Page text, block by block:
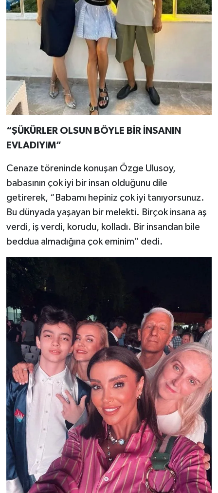
“ŞÜKÜRLER OLSUN BÖYLE BİR İNSANIN
EVLADIYIM”
Cenaze töreninde konuşan Özge Ulusoy,
babasının çok iyi bir insan olduğunu dile
getirerek, “Babamı hepiniz çok iyi tanıyorsunuz.
Bu dünyada yaşayan bir melekti. Birçok insana aş
verdi, iş verdi, korudu, kolladı. Bir insandan bile
beddua almadığına çok eminim" dedi.